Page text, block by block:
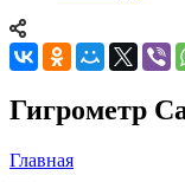
Гигрометр
Главная